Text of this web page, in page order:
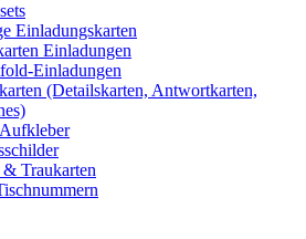
Einladungskarten
Einladungen
Einladungen
(Detailskarten, Antwortkarten,
Traukarten